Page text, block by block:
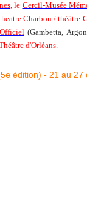
, le Cercil-Musée
Charbon/théâtre
(Gambetta,
d'Orléans.
édition) - 21 au 27